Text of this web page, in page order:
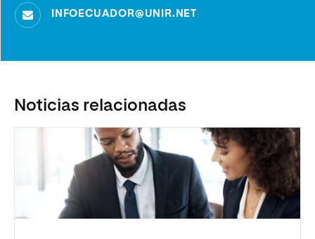
INFOECUADOR@UNIR.NET
Noticias relacionadas